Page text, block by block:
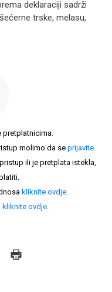
deklaraciji sadrži
trske, melasu,
pretplatnicima.
molimo da se prijavite.
ili je pretplata istekla,
kliknite ovdje.
kliknite ovdje.